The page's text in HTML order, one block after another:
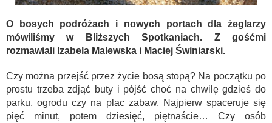
O bosych podróżach i nowych portach dla żeglarzy
mówiliśmy w Bliższych Spotkaniach. Z gośćmi
rozmawiali Izabela Malewska i Maciej Świniarski.
Czy można przejść przez życie bosą stopą? Na początku po
prostu trzeba zdjąć buty i pójść choć na chwilę gdzieś do
parku, ogrodu czy na plac zabaw. Najpierw spaceruje się
pięć minut, potem dziesięć, piętnaście… Czy osób